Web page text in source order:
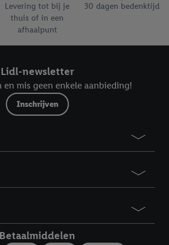
Levering tot bij je
thuis of in een
afhaalpunt
30 dagen bedenktijd
Lidl-newsletter
mis geen enkele aanbieding!
Inschrijven